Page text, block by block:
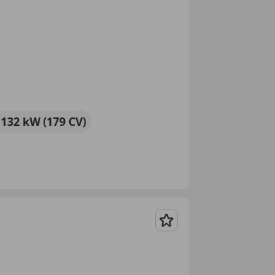
132 kW (179 CV)
Guardar